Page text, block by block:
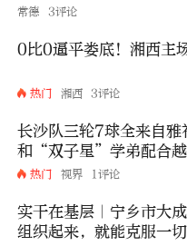
常德 3评论
0比0逼平娄底！湘西主
热门 湘西 3评论
长沙队三轮7球全来自雅
和“双子星”学弟配合
热门 视界 1评论
实干在基层｜宁乡市大
组织起来，就能克服一